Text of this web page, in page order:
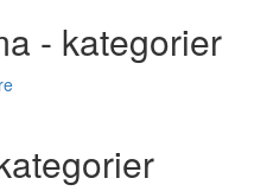
- kategorier